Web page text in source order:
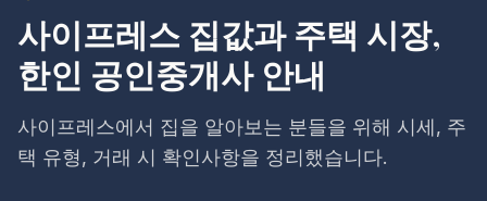
사이프레스 집값과 주택 시장,
한인 공인중개사 안내
사이프레스에서 집을 알아보는 분들을 위해 시세, 주
택 유형, 거래 시 확인사항을 정리했습니다.